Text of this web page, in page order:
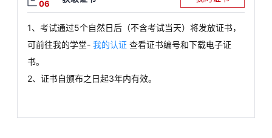
06
1、考试通过5个自然日后（不含考试当天）将发放证书，
可前往我的学堂- 我的认证 查看证书编号和下载电子证
书。
2、证书自颁布之日起3年内有效。